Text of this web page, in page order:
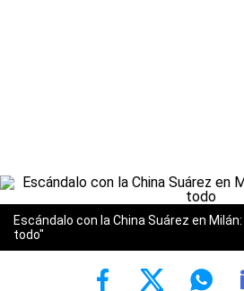
Escándalo con la China Suárez en
todo"